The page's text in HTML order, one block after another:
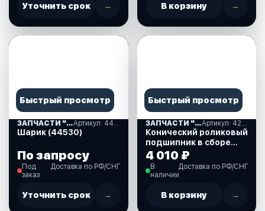
Уточнить срок → В корзину →
Быстрый просмотр
ЗАПЧАСТИ "MERCURY(75 ; 90)" США (10)
Шарик (44530)
По запросу
Под
заказ
Доставка по РФ/СНГ
Уточнить срок →
Быстрый просмотр
ЗАПЧАСТИ "MERCURY(75 ; 90)" США (10)
Конический роликовый
подшипник в сборе
для Mercury 30-125 л.с.
(42677A1)
4 010 ₽
В
наличии
Доставка по РФ/СНГ
В корзину →